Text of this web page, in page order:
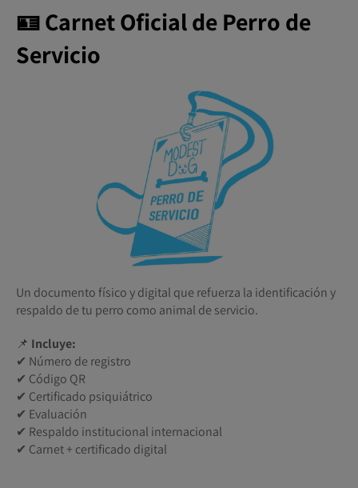
🪪 Carnet Oficial de Perro de
Servicio
Un documento físico y digital que refuerza la identificación y
respaldo de tu perro como animal de servicio.
📌 Incluye:
✔ Número de registro
✔ Código QR
✔ Certificado psiquiátrico
✔ Evaluación
✔ Respaldo institucional internacional
✔ Carnet + certificado digital